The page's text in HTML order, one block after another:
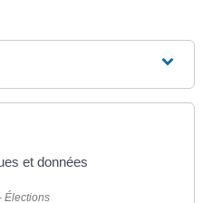
et données
Élections